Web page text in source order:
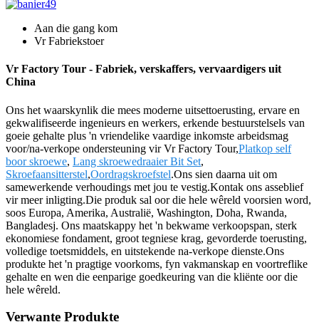
Aan die gang kom
Vr Fabriekstoer
Vr Factory Tour - Fabriek, verskaffers, vervaardigers uit
China
Ons het waarskynlik die mees moderne uitsettoerusting, ervare en
gekwalifiseerde ingenieurs en werkers, erkende bestuurstelsels van
goeie gehalte plus 'n vriendelike vaardige inkomste arbeidsmag
voor/na-verkope ondersteuning vir Vr Factory Tour,Platkop self
boor skroewe, Lang skroewedraaier Bit Set,
Skroefaansitterstel,Oordragskroefstel.Ons sien daarna uit om
samewerkende verhoudings met jou te vestig.Kontak ons ​​asseblief
vir meer inligting.Die produk sal oor die hele wêreld voorsien word,
soos Europa, Amerika, Australië, Washington, Doha, Rwanda,
Bangladesj. Ons maatskappy het 'n bekwame verkoopspan, sterk
ekonomiese fondament, groot tegniese krag, gevorderde toerusting,
volledige toetsmiddels, en uitstekende na-verkope dienste.Ons
produkte het 'n pragtige voorkoms, fyn vakmanskap en voortreflike
gehalte en wen die eenparige goedkeuring van die kliënte oor die
hele wêreld.
Verwante Produkte